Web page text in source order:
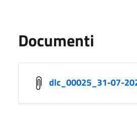
Documenti
dlc_00025_31-07-